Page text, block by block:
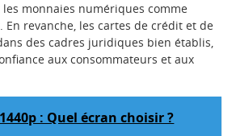
monnaies numériques comme
En revanche, les cartes de crédit et de
des cadres juridiques bien établis,
aux consommateurs et aux
: Quel écran choisir ?